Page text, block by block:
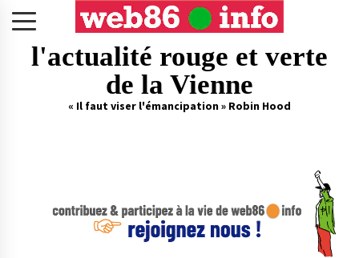
l'actualité rouge et verte
de la Vienne
« Il faut viser l'émancipation » Robin Hood